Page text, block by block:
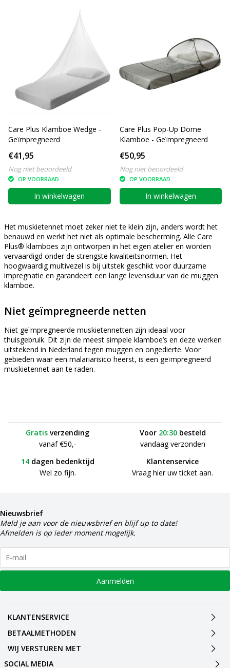
Care Plus Klamboe Wedge -
Geïmpregneerd
€41,95
Nog niet beoordeeld
OP VOORRAAD
In winkelwagen
Care Plus Pop-Up Dome
Klamboe - Geïmpregneerd
€50,95
Nog niet beoordeeld
OP VOORRAAD
In winkelwagen
Het muskietennet moet zeker niet te klein zijn, anders wordt het
benauwd en werkt het niet als optimale bescherming. Alle Care
Plus® klamboes zijn ontworpen in het eigen atelier en worden
vervaardigd onder de strengste kwaliteitsnormen. Het
hoogwaardig multivezel is bij uitstek geschikt voor duurzame
impregnatie en garandeert een lange levensduur van de muggen
klamboe.
Niet geïmpregneerde netten
Niet geïmpregneerde muskietennetten zijn ideaal voor
thuisgebruik. Dit zijn de meest simpele klamboe’s en deze werken
uitstekend in Nederland tegen muggen en ongedierte. Voor
gebieden waar een malariarisico heerst, is een geïmpregneerd
muskietennet aan te raden.
Gratis verzending
vanaf €50,-
Voor 20:30 besteld
vandaag verzonden
14dagen bedenktijd
Wel zo fijn.
Klantenservice
Vraag hier uw ticket aan.
Nieuwsbrief
Meld je aan voor de nieuwsbrief en blijf up to date!
Afmelden is op ieder moment mogelijk.
Aanmelden
KLANTENSERVICE
BETAALMETHODEN
WIJ VERSTUREN MET
SOCIAL MEDIA